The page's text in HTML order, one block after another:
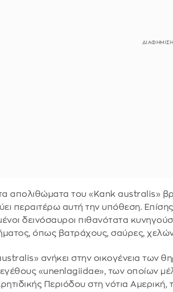
απολιθώματα του «Kank australis»
περαιτέρω αυτή την υπόθεση.
δεινόσαυροι πιθανότατα
όπως βατράχους, σαύρες,
ανήκει στην οικογένεια των
«unenlagiidae», των οποίων
Περιόδου στη νότια Αμερική,